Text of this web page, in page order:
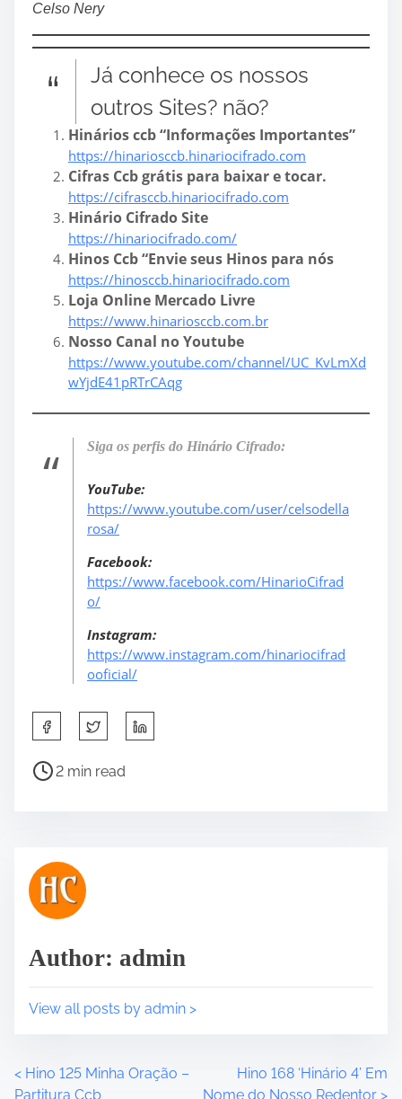
Celso Nery
Já conhece os nossos
outros Sites? não?
Hinários ccb “Informações Importantes”
https://hinariosccb.hinariocifrado.com
Cifras Ccb grátis para baixar e tocar.
https://cifrasccb.hinariocifrado.com
Hinário Cifrado Site
https://hinariocifrado.com/
Hinos Ccb “Envie seus Hinos para nós
https://hinosccb.hinariocifrado.com
Loja Online Mercado Livre
https://www.hinariosccb.com.br
Nosso Canal no Youtube
https://www.youtube.com/channel/UC_KvLmXd
wYjdE41pRTrCAqg
Siga os perfis do Hinário Cifrado:
YouTube:
https://www.youtube.com/user/celsodella
rosa/
Facebook:
https://www.facebook.com/HinarioCifrad
o/
Instagram:
https://www.instagram.com/hinariocifrad
ooficial/
h
a
i
p
s
o
P
o
e
d
i
e
2 min read
Author: admin
View all posts by admin >
P
< Hino 125 Minha Oração –
Partitura Ccb
Hino 168 ‘Hinário 4’ Em
Nome do Nosso Redentor >